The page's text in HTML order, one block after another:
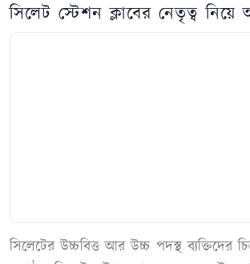
সিলেট স্টেশন ক্লাবের নেতৃত্ব নিয়ে
সিলেটের উচ্চবিত্ত আর উচ্চ পদস্থ ব্যক্তিদের